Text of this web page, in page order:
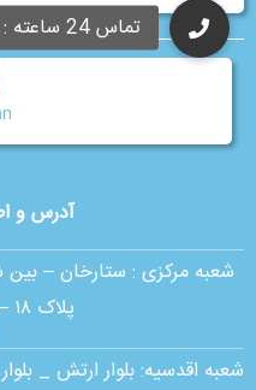
آدرس و
شعبه مرکزی : ستارخان –
پلاک ۱۸ – طبقه همکف
شعبه اقدسیه:بلوار ارتش _
جستجوی